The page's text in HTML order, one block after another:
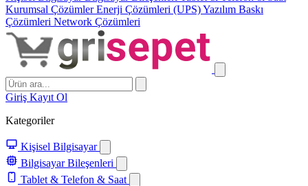
Kurumsal ÇözümlerEnerji Çözümleri (UPS)Yazılım Baskı
Çözümleri Network Çözümleri
Giriş Kayıt Ol
Kategoriler
Kişisel Bilgisayar
Bilgisayar Bileşenleri
Tablet & Telefon & Saat